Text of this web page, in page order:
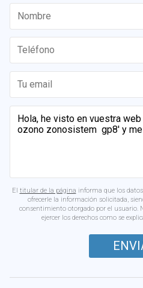
El titular de la página informa que los
ofrecerle la información solicitada,
consentimiento otorgado por el usuario.
ejercer los derechos como se